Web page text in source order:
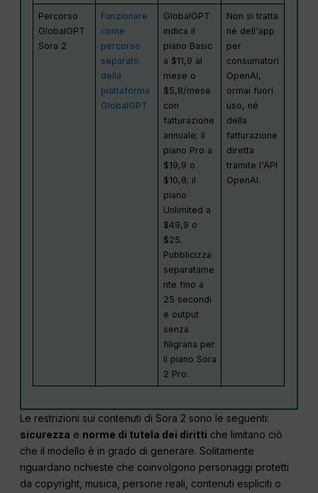
Percorso
GlobalGPT
Sora 2
Funzionare
come
percorso
separato
della
piattaforma
GlobalGPT
GlobalGPT
indica il
piano Basic
a $11,9 al
mese o
$5,8/mese
con
fatturazione
annuale; il
piano Pro a
$19,9 o
$10,8; il
piano
Unlimited a
$49,9 o
$25.
Pubblicizza
separatame
nte fino a
25 secondi
e output
senza
filigrana per
il piano Sora
2 Pro.
Non si tratta
né dell'app
per
consumatori
OpenAI,
ormai fuori
uso, né
della
fatturazione
diretta
tramite l'API
OpenAI.
Le restrizioni sui contenuti di Sora 2 sono le seguenti:
sicurezza e norme di tutela dei diritti che limitano ciò
che il modello è in grado di generare. Solitamente
riguardano richieste che coinvolgono personaggi protetti
da copyright, musica, persone reali, contenuti espliciti o